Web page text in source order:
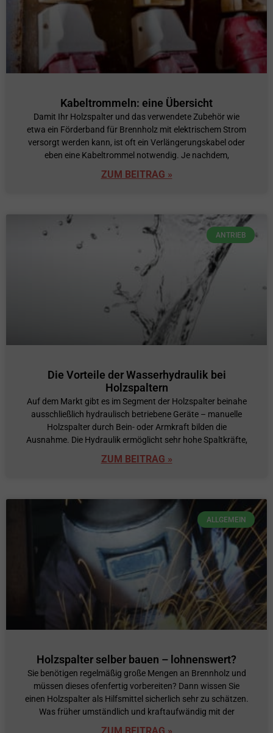
Kabeltrommeln: eine Übersicht
Damit Ihr Holzspalter und das verwendete Zubehör wie
etwa ein Förderband für Brennholz mit elektrischem Strom
versorgt werden kann, ist oft ein Verlängerungskabel oder
eben eine Kabeltrommel notwendig. Je nachdem,
ZUM BEITRAG »
ANTRIEB
Die Vorteile der Wasserhydraulik bei
Holzspaltern
Auf dem Markt gibt es im Segment der Holzspalter beinahe
ausschließlich hydraulisch betriebene Geräte – manuelle
Holzspalter durch Bein- oder Armkraft bilden die
Ausnahme. Die Hydraulik ermöglicht sehr hohe Spaltkräfte,
ZUM BEITRAG »
ALLGEMEIN
Holzspalter selber bauen – lohnenswert?
Sie benötigen regelmäßig große Mengen an Brennholz und
müssen dieses ofenfertig vorbereiten? Dann wissen Sie
einen Holzspalter als Hilfsmittel sicherlich sehr zu schätzen.
Was früher umständlich und kraftaufwändig mit der